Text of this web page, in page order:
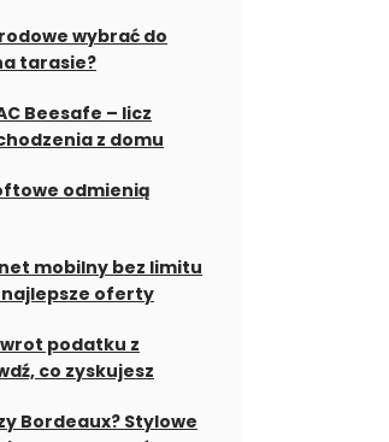
wybrać do
tarasie?
Beesafe – licz
z domu
odmienią
mobilny bez limitu
najlepsze oferty
podatku z
co zyskujesz
Bordeaux? Stylowe